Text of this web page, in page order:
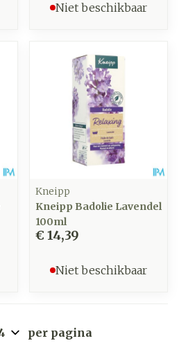
Niet beschikbaar
Kneipp
Kneipp Badolie Lavendel
100ml
€ 14,39
Niet beschikbaar
per pagina